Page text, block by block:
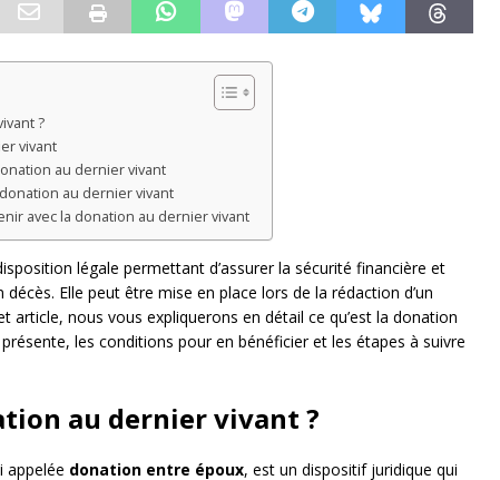
?
vivant
au dernier vivant
au dernier vivant
avec la donation au dernier vivant
légale permettant d’assurer la sécurité financière et
Elle peut être mise en place lors de la rédaction d’un
nous vous expliquerons en détail ce qu’est la donation
les conditions pour en bénéficier et les étapes à suivre
au dernier vivant ?
appelée donation entre époux, est un dispositif juridique qui